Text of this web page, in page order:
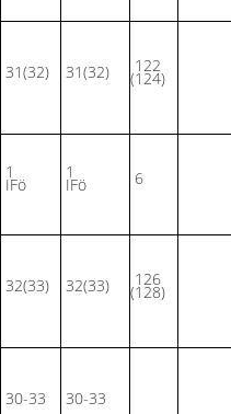
31(32) 31(32) 122
(124)
1
IFö
1
IFö 6
32(33) 32(33) 126
(128)
30-33 30-33